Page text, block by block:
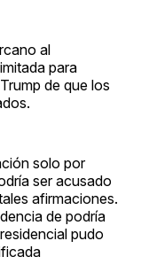
al
para
de que los
solo por
ser acusado
afirmaciones.
de podría
pudo